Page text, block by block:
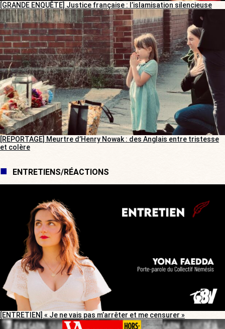
[GRANDE ENQUÊTE] Justice française : l’islamisation silencieuse
[REPORTAGE] Meurtre d’Henry Nowak : des Anglais entre tristesse
et colère
ENTRETIENS/RÉACTIONS
[ENTRETIEN] « Je ne vais pas m’arrêter et me censurer »